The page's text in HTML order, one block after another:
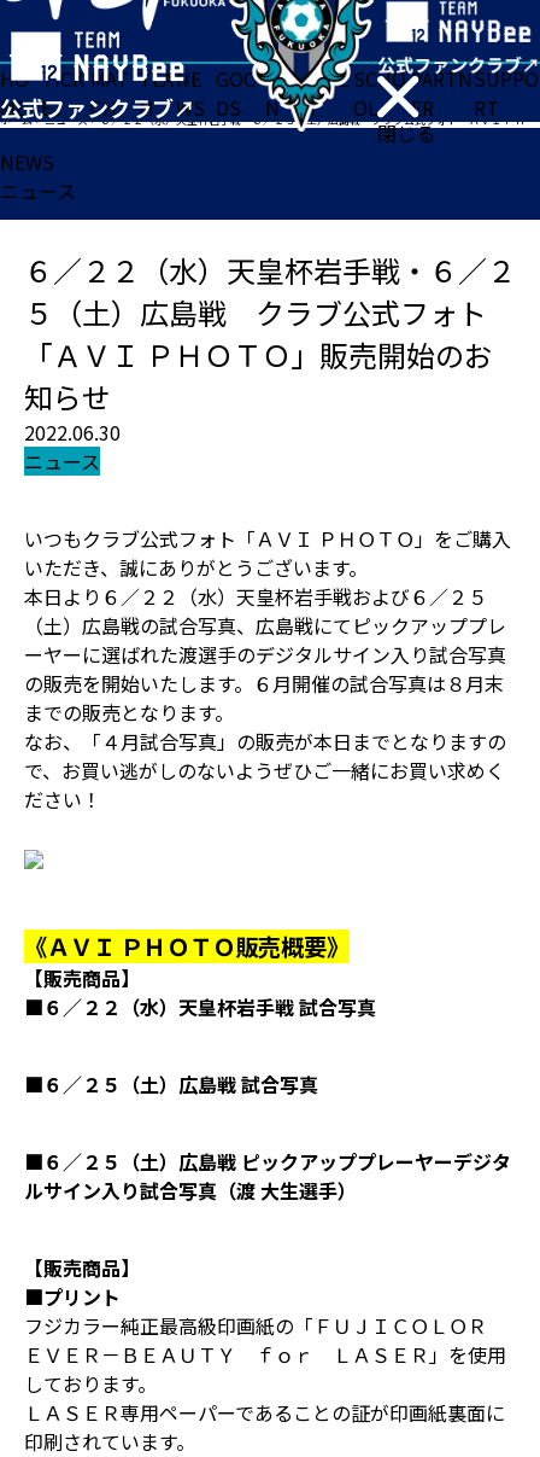
閉じる
HO
ME
TICK
ET
MAT
CH
TEA
M
NE
WS
GOO
DS
FA
N
ACADE
MY
SCHO
OL
PARTN
ER
SUPPO
RT
ホーム>ニュース>６／２２（水）天皇杯岩手戦・６／２５（土）広島戦 クラブ公式フォト「ＡＶＩ ＰＨＯＴＯ」販売開始のお知らせ
NEWS
ニュース
６／２２（水）天皇杯岩手戦・６／２
５（土）広島戦 クラブ公式フォト
「ＡＶＩ ＰＨＯＴＯ」販売開始のお
知らせ
2022.06.30
ニュース
いつもクラブ公式フォト「ＡＶＩ ＰＨＯＴＯ」をご購入
いただき、誠にありがとうございます。
本日より６／２２（水）天皇杯岩手戦および６／２５
（土）広島戦の試合写真、広島戦にてピックアッププレ
ーヤーに選ばれた渡選手のデジタルサイン入り試合写真
の販売を開始いたします。６月開催の試合写真は８月末
までの販売となります。
なお、「４月試合写真」の販売が本日までとなりますの
で、お買い逃がしのないようぜひご一緒にお買い求めく
ださい！
《ＡＶＩ ＰＨＯＴＯ販売概要》
【販売商品】
■６／２２（水）天皇杯岩手戦 試合写真
■６／２５（土）広島戦 試合写真
■６／２５（土）広島戦 ピックアッププレーヤーデジタ
ルサイン入り試合写真（渡 大生選手）
【販売商品】
■プリント
フジカラー純正最高級印画紙の「ＦＵＪＩＣＯＬＯＲ
ＥＶＥＲ－ＢＥＡＵＴＹ ｆｏｒ ＬＡＳＥＲ」を使用
しております。
ＬＡＳＥＲ専用ペーパーであることの証が印画紙裏面に
印刷されています。